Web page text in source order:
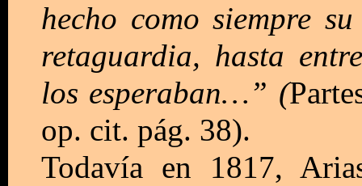
hecho como siempre
retaguardia, hasta
los esperaban…” (
op. cit. pág. 38).
Todavía en 1817,